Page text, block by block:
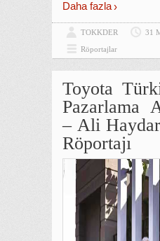
Daha fazla
TOKKDER
31
Röportajlar
Toyota
Pazarlama
– Ali
Röportajı